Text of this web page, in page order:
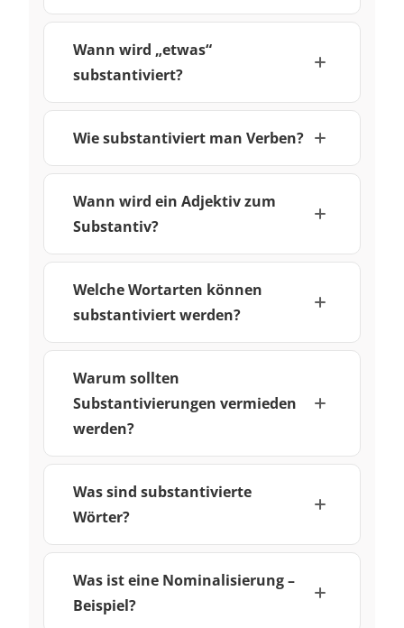
Wann wird „etwas“
substantiviert?
Wie substantiviert man Verben?
Wann wird ein Adjektiv zum
Substantiv?
Welche Wortarten können
substantiviert werden?
Warum sollten
Substantivierungen vermieden
werden?
Was sind substantivierte
Wörter?
Was ist eine Nominalisierung –
Beispiel?